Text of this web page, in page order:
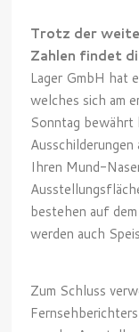
Trotz der
Zahlen findet
Lager GmbH hat
welches sich am
Sonntag bewährt
Ihren Mund-
bestehen auf
werden auch
Zum Schluss